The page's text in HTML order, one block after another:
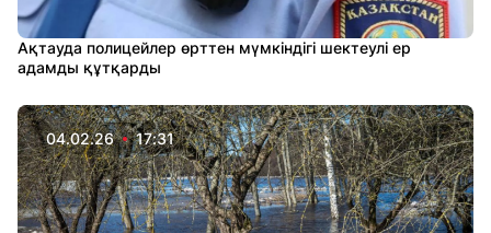
Ақтауда полицейлер өрттен мүмкіндігі шектеулі ер
адамды құтқарды
04.02.26 17:31